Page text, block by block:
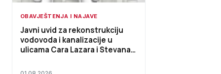
OBAVJEŠTENJA I NAJAVE
Javni uvid za rekonstrukciju
vodovoda i kanalizacije u
ulicama Cara Lazara i Stevana